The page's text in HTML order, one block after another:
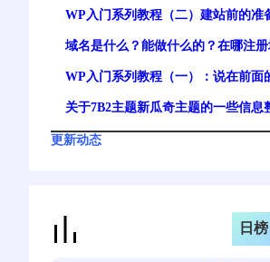
WP入门系列教程（二）建站前的准
域名是什么？能做什么的？在哪注
WP入门系列教程（一）：说在前面
关于7B2主题新瓜奇主题的一些信息
更新动态
日榜